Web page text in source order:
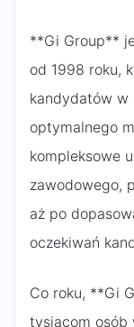
**Gi Group**
od 1998 roku,
kandydatów w
optymalnego
kompleksowe
zawodowego,
aż po
oczekiwań
Co roku, **Gi
tysiącom osób